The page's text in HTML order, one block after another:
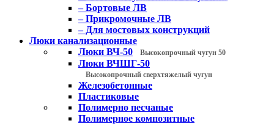
– Бортовые ЛВ
– Прикромочные ЛВ
– Для мостовых конструкций
Люки канализационные
Люки ВЧ-50
Высокопрочный чугун 50
Люки ВЧШГ-50
Высокопрочный сверхтяжелый чугун
Железобетонные
Пластиковые
Полимерно песчаные
Полимерное композитные